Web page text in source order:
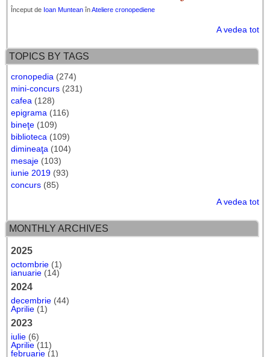
Început de Ioan Muntean înAteliere cronopediene
A vedea tot
TOPICS BY TAGS
cronopedia (274)
mini-concurs (231)
cafea (128)
epigrama (116)
bineţe (109)
biblioteca (109)
dimineaţa (104)
mesaje (103)
iunie 2019 (93)
concurs (85)
A vedea tot
MONTHLY ARCHIVES
2025
octombrie (1)
ianuarie (14)
2024
decembrie (44)
Aprilie (1)
2023
iulie (6)
Aprilie (11)
februarie (1)